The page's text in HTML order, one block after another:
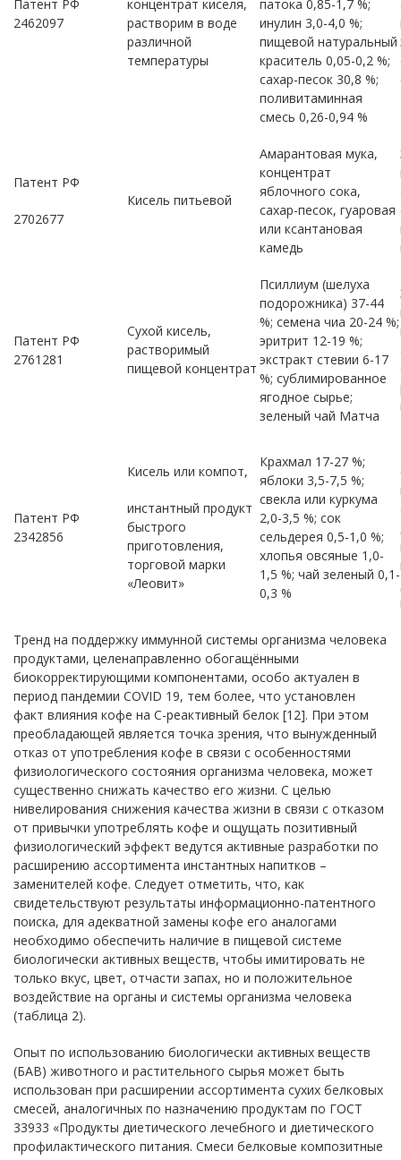
Патент РФ
2462097
концентрат киселя,
растворим в воде
различной
температуры
патока 0,85-1,7 %;
инулин 3,0-4,0 %;
пищевой натуральный
краситель 0,05-0,2 %;
сахар-песок 30,8 %;
поливитаминная
смесь 0,26-0,94 %
Патент РФ
2702677
Кисель питьевой
Амарантовая мука,
концентрат
яблочного сока,
сахар-песок, гуаровая
или ксантановая
камедь
Патент РФ
2761281
Сухой кисель,
растворимый
пищевой концентрат
Псиллиум (шелуха
подорожника) 37-44
%; семена чиа 20-24 %;
эритрит 12-19 %;
экстракт стевии 6-17
%; сублимированное
ягодное сырье;
зеленый чай Матча
Патент РФ
2342856
Кисель или компот,
инстантный продукт
быстрого
приготовления,
торговой марки
«Леовит»
Крахмал 17-27 %;
яблоки 3,5-7,5 %;
свекла или куркума
2,0-3,5 %; сок
сельдерея 0,5-1,0 %;
хлопья овсяные 1,0-
1,5 %; чай зеленый 0,1-
0,3 %
Тренд на поддержку иммунной системы организма человека
продуктами, целенаправленно обогащёнными
биокорректирующими компонентами, особо актуален в
период пандемии COVID 19, тем более, что установлен
факт влияния кофе на С-реактивный белок [12]. При этом
преобладающей является точка зрения, что вынужденный
отказ от употребления кофе в связи с особенностями
физиологического состояния организма человека, может
существенно снижать качество его жизни. С целью
нивелирования снижения качества жизни в связи с отказом
от привычки употреблять кофе и ощущать позитивный
физиологический эффект ведутся активные разработки по
расширению ассортимента инстантных напитков –
заменителей кофе. Следует отметить, что, как
свидетельствуют результаты информационно-патентного
поиска, для адекватной замены кофе его аналогами
необходимо обеспечить наличие в пищевой системе
биологически активных веществ, чтобы имитировать не
только вкус, цвет, отчасти запах, но и положительное
воздействие на органы и системы организма человека
(таблица 2).
Опыт по использованию биологически активных веществ
(БАВ) животного и растительного сырья может быть
использован при расширении ассортимента сухих белковых
смесей, аналогичных по назначению продуктам по ГОСТ
33933 «Продукты диетического лечебного и диетического
профилактического питания. Смеси белковые композитные